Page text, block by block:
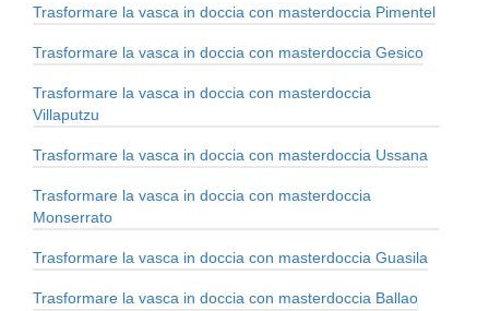
Trasformare la vasca in doccia con masterdoccia Pimentel
Trasformare la vasca in doccia con masterdoccia Gesico
Trasformare la vasca in doccia con masterdoccia
Villaputzu
Trasformare la vasca in doccia con masterdoccia Ussana
Trasformare la vasca in doccia con masterdoccia
Monserrato
Trasformare la vasca in doccia con masterdoccia Guasila
Trasformare la vasca in doccia con masterdoccia Ballao